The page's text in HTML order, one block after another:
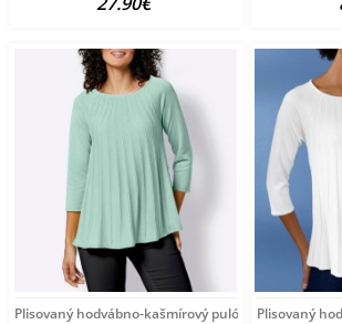
Plisovaný hodvábno-kašmírový pulóver vzhľadom
Plisovaný